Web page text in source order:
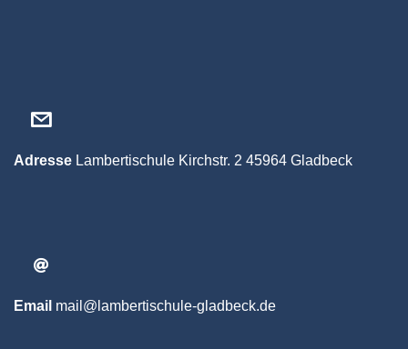
Adresse Lambertischule Kirchstr. 2 45964 Gladbeck
Email mail@lambertischule-gladbeck.de